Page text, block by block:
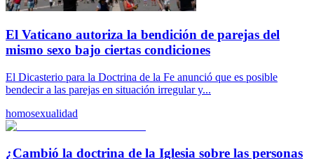
El Vaticano autoriza la bendición de parejas del
mismo sexo bajo ciertas condiciones
El Dicasterio para la Doctrina de la Fe anunció que es posible
bendecir a las parejas en situación irregular y...
homosexualidad
¿Cambió la doctrina de la Iglesia sobre las personas